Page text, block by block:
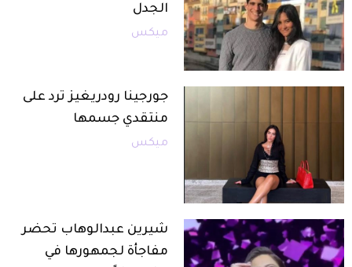
الجدل
ميكس
جورجينا رودريغيز ترد على
منتقدي جسمها
ميكس
شيرين عبدالوهاب تحضر
مفاجأة لجمهورها في